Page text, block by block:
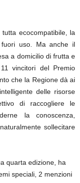
ecocompatibile, la
uso. Ma anche il
a domicilio di frutta e
vincitori del Premio
che la Regione dà ai
delle risorse
di raccogliere le
la conoscenza,
sollecitare
quarta edizione, ha
speciali, 2 menzioni